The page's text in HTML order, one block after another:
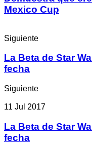
Mexico Cup
Siguiente
La Beta de Star
fecha
Siguiente
11 Jul 2017
La Beta de Star
fecha